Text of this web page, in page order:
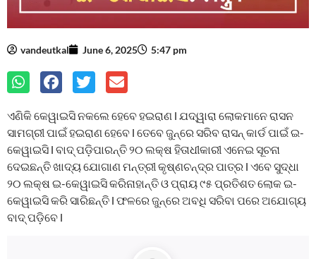
vandeutkal June 6, 2025 5:47 pm
ଏଣିକି କେୱାଇସି ନକଲେ ହେବେ ହଇରାଣ l ଯଦ୍ୱାରା ଲୋକମାନେ ରାସନ
ସାମଗ୍ରୀ ପାଇଁ ହଇରାଣ ହେବେ l ତେବେ ଜୁନ୍‌ରେ ସରିବ ରାସନ୍‌ କାର୍ଡ ପାଇଁ ଇ-
କେୱାଇସି l ବାଦ୍‌ ପଡ଼ିପାରନ୍ତି ୨୦ ଲକ୍ଷ ହିତାଧୀକାରୀ ଏନେଇ ସୂଚନା
ଦେଇଛନ୍ତି ଖାଦ୍ୟ ଯୋଗାଣ ମନ୍ତ୍ରୀ କୃଷ୍ଣଚନ୍ଦ୍ର ପାତ୍ର l ଏବେ ସୁଦ୍ଧା
୨୦ ଲକ୍ଷ ଇ-କେୱାଇସି କରିନାହାନ୍ତି ଓ ପ୍ରାୟ ୯୫ ପ୍ରତିଶତ ଲୋକ ଇ-
କେୱାଇସି କରି ସାରିଛନ୍ତି l ଫଳରେ ଜୁନ୍‌ରେ ଅବଧି ସରିବା ପରେ ଅଯୋଗ୍ୟ
ବାଦ୍ ପଡି଼ବେ l